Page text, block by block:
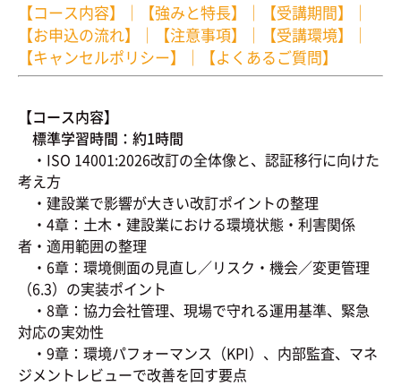
【コース内容】 ｜ 【強みと特長】 ｜ 【受講期間】
｜
【お申込の流れ】
｜ 【注意事項】 ｜ 【受講環境】
｜
【キャンセルポリシー】
｜ 【よくあるご質問】
【コース内容】
標準学習時間：約1時間
・ISO 14001:2026改訂の全体像と、認証移行に向けた
考え方
・建設業で影響が大きい改訂ポイントの整理
・4章：土木・建設業における環境状態・利害関係
者・適用範囲の整理
・6章：環境側面の見直し／リスク・機会／変更管理
（6.3）の実装ポイント
・8章：協力会社管理、現場で守れる運用基準、緊急
対応の実効性
・9章：環境パフォーマンス（KPI）、内部監査、マネ
ジメントレビューで改善を回す要点